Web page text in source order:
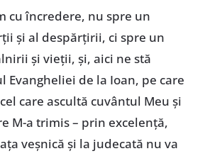
cu încredere, nu spre un
și al despărțirii, ci spre un
și vieții, și, aici ne stă
Evangheliei de la Ioan, pe care
care ascultă cuvântul Meu și
M-a trimis – prin excelență,
veșnică și la judecată nu va